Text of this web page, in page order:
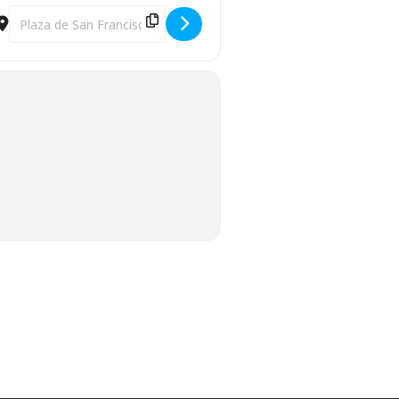
Destination Address - Habaneras [44V6tbrbl]